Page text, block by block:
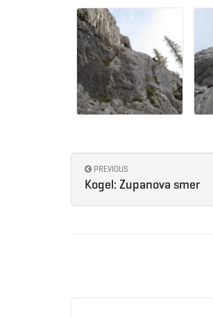
PREVIOUS
Kogel: Zupanova smer